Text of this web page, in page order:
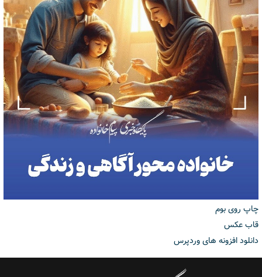
چاپ روی بوم
قاب عکس
دانلود افزونه های وردپرس